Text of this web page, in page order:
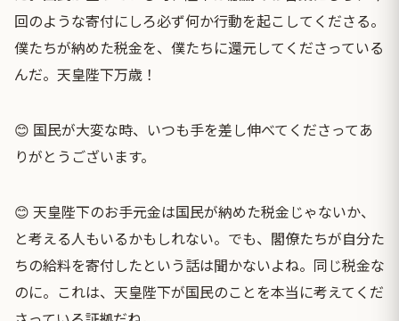
回のような寄付にしろ必ず何か行動を起こしてくださる。
僕たちが納めた税金を、僕たちに還元してくださっている
んだ。天皇陛下万歳！
😊 国民が大変な時、いつも手を差し伸べてくださってあ
りがとうございます。
😊 天皇陛下のお手元金は国民が納めた税金じゃないか、
と考える人もいるかもしれない。でも、閣僚たちが自分た
ちの給料を寄付したという話は聞かないよね。同じ税金な
のに。これは、天皇陛下が国民のことを本当に考えてくだ